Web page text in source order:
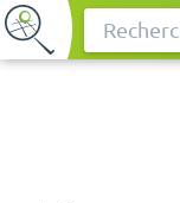
Rechercher